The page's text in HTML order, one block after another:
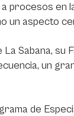
procesos en
un aspecto
Sabana, su
un
de